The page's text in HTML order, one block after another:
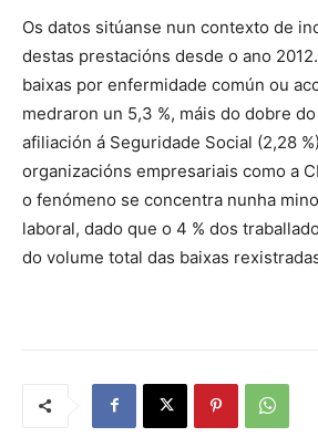
Os datos sitúanse nun contexto de
destas prestacións desde o ano 2012
baixas por enfermidade común ou
medraron un 5,3 %, máis do dobre
afiliación á Seguridade Social (2,28 %)
organizacións empresariais como a
o fenómeno se concentra nunha
laboral, dado que o 4 % dos
do volume total das baixas